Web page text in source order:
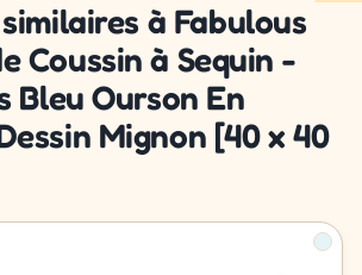
à Fabulous
Coussin à Sequin -
Bleu Ourson En
Mignon [40 x 40